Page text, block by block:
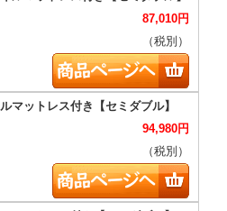
87,010円
（税別）
94,980円
（税別）